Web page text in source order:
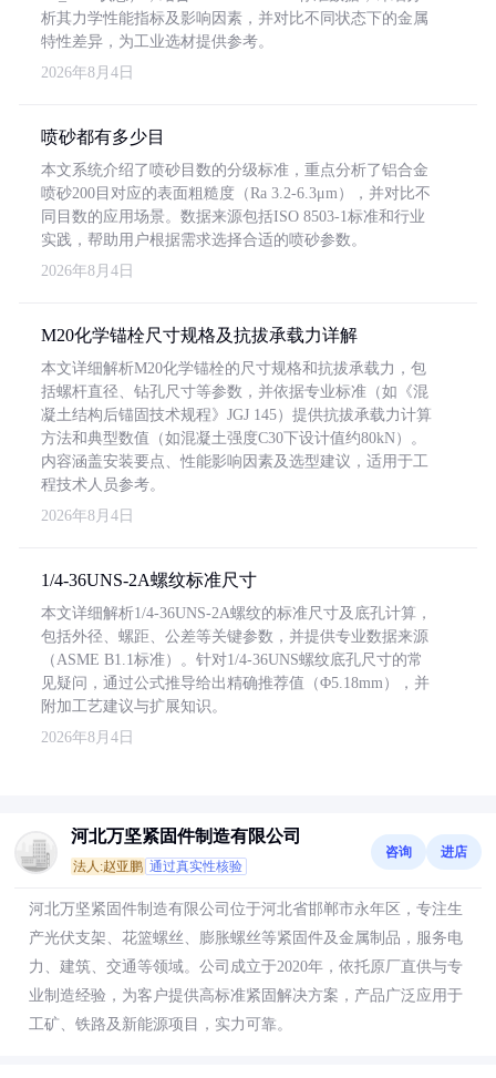
析其力学性能指标及影响因素，并对比不同状态下的金属
特性差异，为工业选材提供参考。
2026年8月4日
喷砂都有多少目
本文系统介绍了喷砂目数的分级标准，重点分析了铝合金
喷砂200目对应的表面粗糙度（Ra 3.2-6.3μm），并对比不
同目数的应用场景。数据来源包括ISO 8503-1标准和行业
实践，帮助用户根据需求选择合适的喷砂参数。
2026年8月4日
M20化学锚栓尺寸规格及抗拔承载力详解
本文详细解析M20化学锚栓的尺寸规格和抗拔承载力，包
括螺杆直径、钻孔尺寸等参数，并依据专业标准（如《混
凝土结构后锚固技术规程》JGJ 145）提供抗拔承载力计算
方法和典型数值（如混凝土强度C30下设计值约80kN）。
内容涵盖安装要点、性能影响因素及选型建议，适用于工
程技术人员参考。
2026年8月4日
1/4-36UNS-2A螺纹标准尺寸
本文详细解析1/4-36UNS-2A螺纹的标准尺寸及底孔计算，
包括外径、螺距、公差等关键参数，并提供专业数据来源
（ASME B1.1标准）。针对1/4-36UNS螺纹底孔尺寸的常
见疑问，通过公式推导给出精确推荐值（Φ5.18mm），并
附加工艺建议与扩展知识。
2026年8月4日
河北万坚紧固件制造有限公司
法人:赵亚鹏 通过真实性核验
咨询 进店
河北万坚紧固件制造有限公司位于河北省邯郸市永年区，专注生
产光伏支架、花篮螺丝、膨胀螺丝等紧固件及金属制品，服务电
力、建筑、交通等领域。公司成立于2020年，依托原厂直供与专
业制造经验，为客户提供高标准紧固解决方案，产品广泛应用于
工矿、铁路及新能源项目，实力可靠。